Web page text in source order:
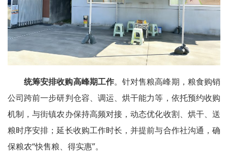
统筹安排收购高峰期工作。针对售粮高峰期，粮食购销
公司跨前一步研判仓容、调运、烘干能力等，依托预约收购
机制，与街镇农办保持高频对接，动态优化收割、烘干、送
粮时序安排；延长收购工作时长，并提前与合作社沟通，确
保粮农“快售粮、得实惠”。